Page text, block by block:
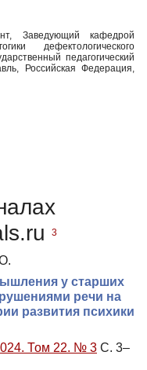
Заведующий кафедрой
дефектологического
педагогический
Российская Федерация,
3
у старших
речи на
развития психики
Том 22. № 3 С. 3–